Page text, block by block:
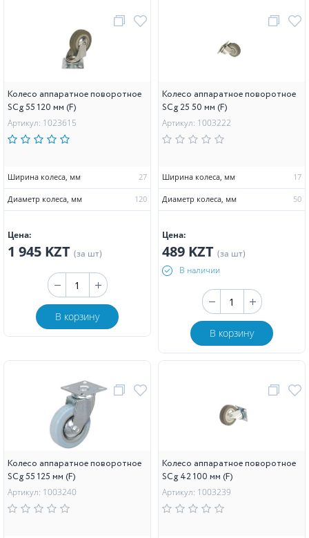
Колесо аппаратное поворотное
SCg 55 120 мм (F)
Артикул: 1023615
Ширина колеса, мм 27
Диаметр колеса, мм 120
Цена:
1 945 KZT (за шт)
В корзину
Колесо аппаратное поворотное
SCg 25 50 мм (F)
Артикул: 1003222
Ширина колеса, мм 17
Диаметр колеса, мм 50
Цена:
489 KZT (за шт)
В наличии
В корзину
Колесо аппаратное поворотное
SCg 55 125 мм (F)
Артикул: 1003240
Колесо аппаратное поворотное
SCg 42 100 мм (F)
Артикул: 1003239